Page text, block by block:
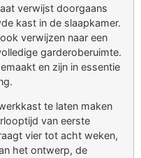
verwijst doorgaans
kast in de slaapkamer.
verwijzen naar een
garderoberuimte.
en zijn in essentie
te laten maken
van eerste
vier tot acht weken,
het ontwerp, de